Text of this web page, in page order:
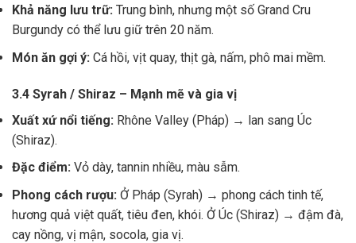
Khả năng lưu trữ: Trung bình, nhưng một số Grand Cru
Burgundy có thể lưu giữ trên 20 năm.
Món ăn gợi ý: Cá hồi, vịt quay, thịt gà, nấm, phô mai mềm.
3.4 Syrah / Shiraz – Mạnh mẽ và gia vị
Xuất xứ nổi tiếng: Rhône Valley (Pháp) → lan sang Úc
(Shiraz).
Đặc điểm: Vỏ dày, tannin nhiều, màu sẫm.
Phong cách rượu: Ở Pháp (Syrah) → phong cách tinh tế,
hương quả việt quất, tiêu đen, khói. Ở Úc (Shiraz) → đậm đà,
cay nồng, vị mận, socola, gia vị.